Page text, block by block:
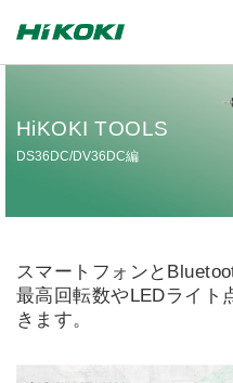
HiKOKI TOOLS
DS36DC/DV36DC編
スマートフォンと
最高回転数やLEDライト
きます。